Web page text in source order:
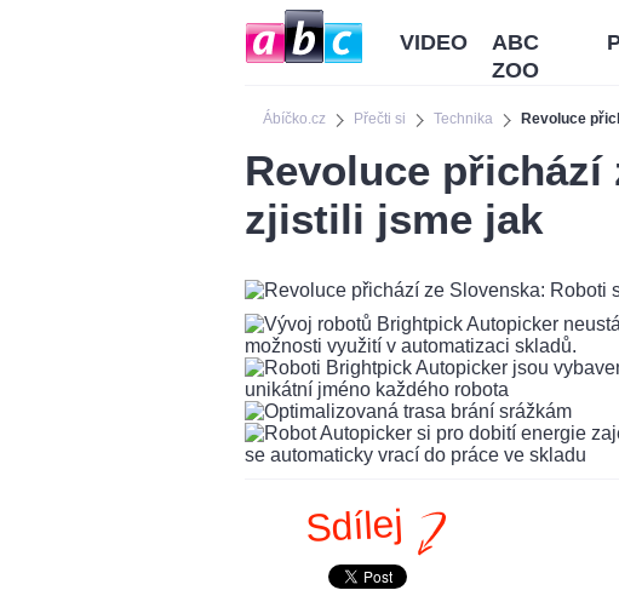
Ábíčko.cz Přečti si Technika Revoluce
VIDEO
ABC
ZOO
Revoluce přichází
zjistili jsme jak
Sdílej